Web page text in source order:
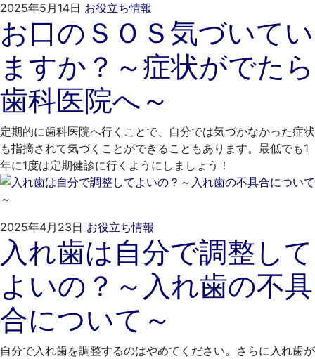
2025年5月14日 お役立ち情報
年
4
月
26
れ
も
と
歯
医
院
お口のＳＯＳ気づいてい
ますか？～症状がでたら
歯科医院へ～
定期的に歯科医院へ行くことで、自分では気づかなかった症状
も指摘されて気づくことができることもあります。最低でも1
年に1度は定期健診に行くようにしましょう！
2025年4月23日 お役立ち情報
年
3
月
30
れ
も
と
歯
医
院
入れ歯は自分で調整して
よいの？～入れ歯の不具
合について～
自分で入れ歯を調整するのはやめてください。さらに入れ歯が